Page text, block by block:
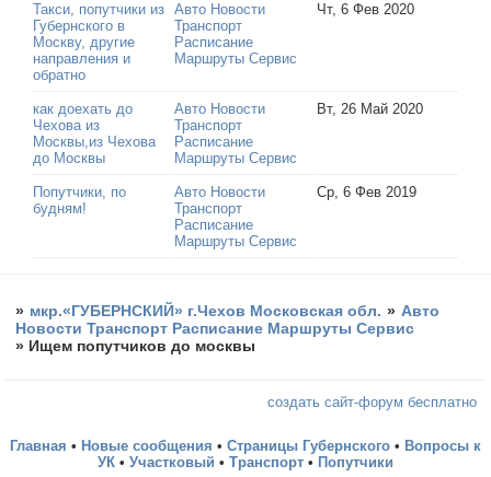
Такси, попутчики из
Губернского в
Москву, другие
направления и
обратно
Авто Новости
Транспорт
Расписание
Маршруты Сервис
Чт, 6 Фев 2020
как доехать до
Чехова из
Москвы,из Чехова
до Москвы
Авто Новости
Транспорт
Расписание
Маршруты Сервис
Вт, 26 Май 2020
Попутчики, по
будням!
Авто Новости
Транспорт
Расписание
Маршруты Сервис
Ср, 6 Фев 2019
» мкр.«ГУБЕРНСКИЙ» г.Чехов Московская обл. » Авто
Новости Транспорт Расписание Маршруты Сервис
» Ищем попутчиков до москвы
создать сайт-форум бесплатно
Главная • Новые сообщения • Страницы Губернского • Вопросы к
УК • Участковый • Транспорт • Попутчики